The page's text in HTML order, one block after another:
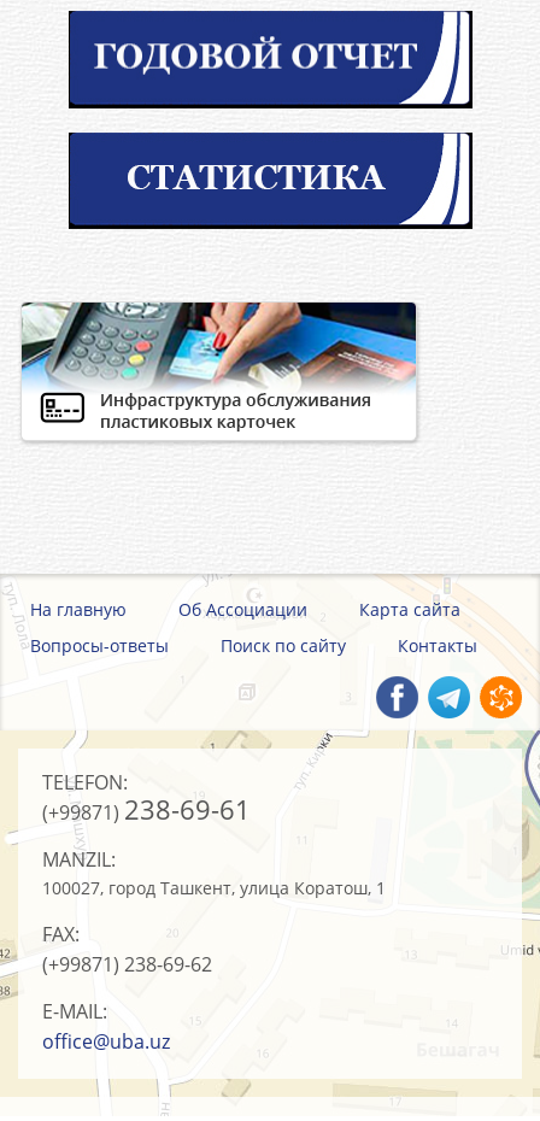
На главную Об Ассоциации
Карта сайта
Вопросы-ответы
Поиск по сайту Контакты
TELEFON:
(+99871) 238-69-61
MANZIL:
100027, город Ташкент, улица Коратош, 1
FAX:
(+99871) 238-69-62
E-MAIL:
office@uba.uz